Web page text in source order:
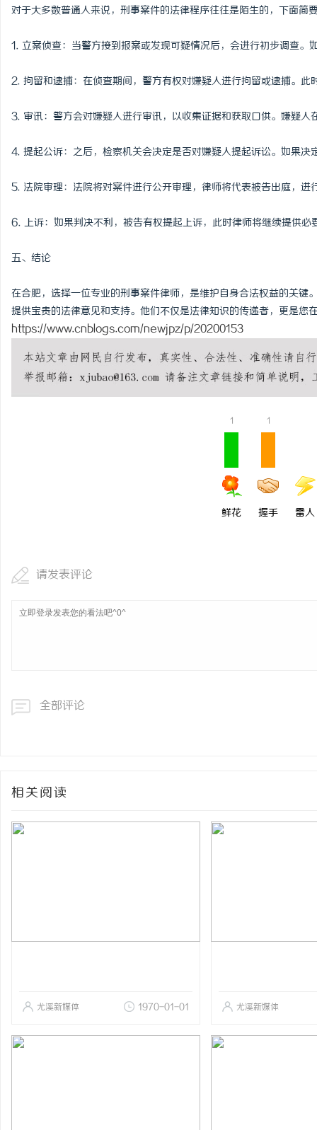
对于大多数普通人来说，刑事案件的法律程序往往是陌生的，下面简
1. 立案侦查：当警方接到报案或发现可疑情况后，会进行初步调查。
2. 拘留和逮捕：在侦查期间，警方有权对嫌疑人进行拘留或逮捕。
3. 审讯：警方会对嫌疑人进行审讯，以收集证据和获取口供。嫌疑
4. 提起公诉：之后，检察机关会决定是否对嫌疑人提起诉讼。如果
5. 法院审理：法院将对案件进行公开审理，律师将代表被告出庭，
6. 上诉：如果判决不利，被告有权提起上诉，此时律师将继续提供必
五、结论
在合肥，选择一位专业的刑事案件律师，是维护自身合法权益的关
提供宝贵的法律意见和支持。他们不仅是法律知识的传递者，更是您
https://www.cnblogs.com/newjpz/p/20200153
1
鲜花
1
握手 雷人
请发表评论
全部评论
相关阅读
尤溪新媒体 1970-01-01 尤溪新媒体